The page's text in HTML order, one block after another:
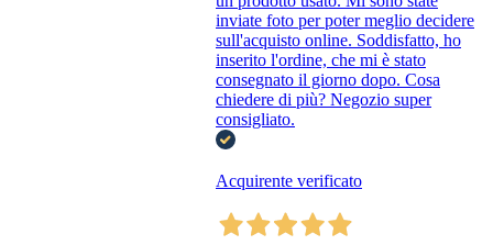
inviate foto per poter meglio decidere
sull'acquisto online. Soddisfatto, ho
inserito l'ordine, che mi è stato
consegnato il giorno dopo. Cosa
chiedere di più? Negozio super
consigliato.
Acquirente verificato